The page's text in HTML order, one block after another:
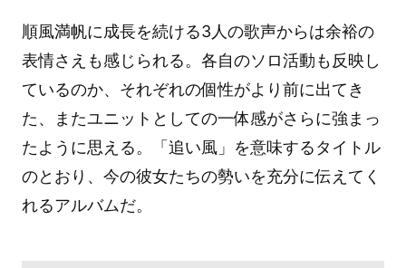
順風満帆に成長を続ける3人の歌声からは余裕の
表情さえも感じられる。各自のソロ活動も反映し
ているのか、それぞれの個性がより前に出てき
た、またユニットとしての一体感がさらに強まっ
たように思える。「追い風」を意味するタイトル
のとおり、今の彼女たちの勢いを充分に伝えてく
れるアルバムだ。